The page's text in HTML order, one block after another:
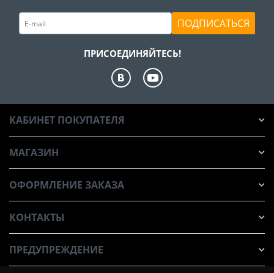
ПОДПИСАТЬСЯ
ПРИСОЕДИНЯЙТЕСЬ!
КАБИНЕТ ПОКУПАТЕЛЯ
МАГАЗИН
ОФОРМЛЕНИЕ ЗАКАЗА
КОНТАКТЫ
ПРЕДУПРЕЖДЕНИЕ